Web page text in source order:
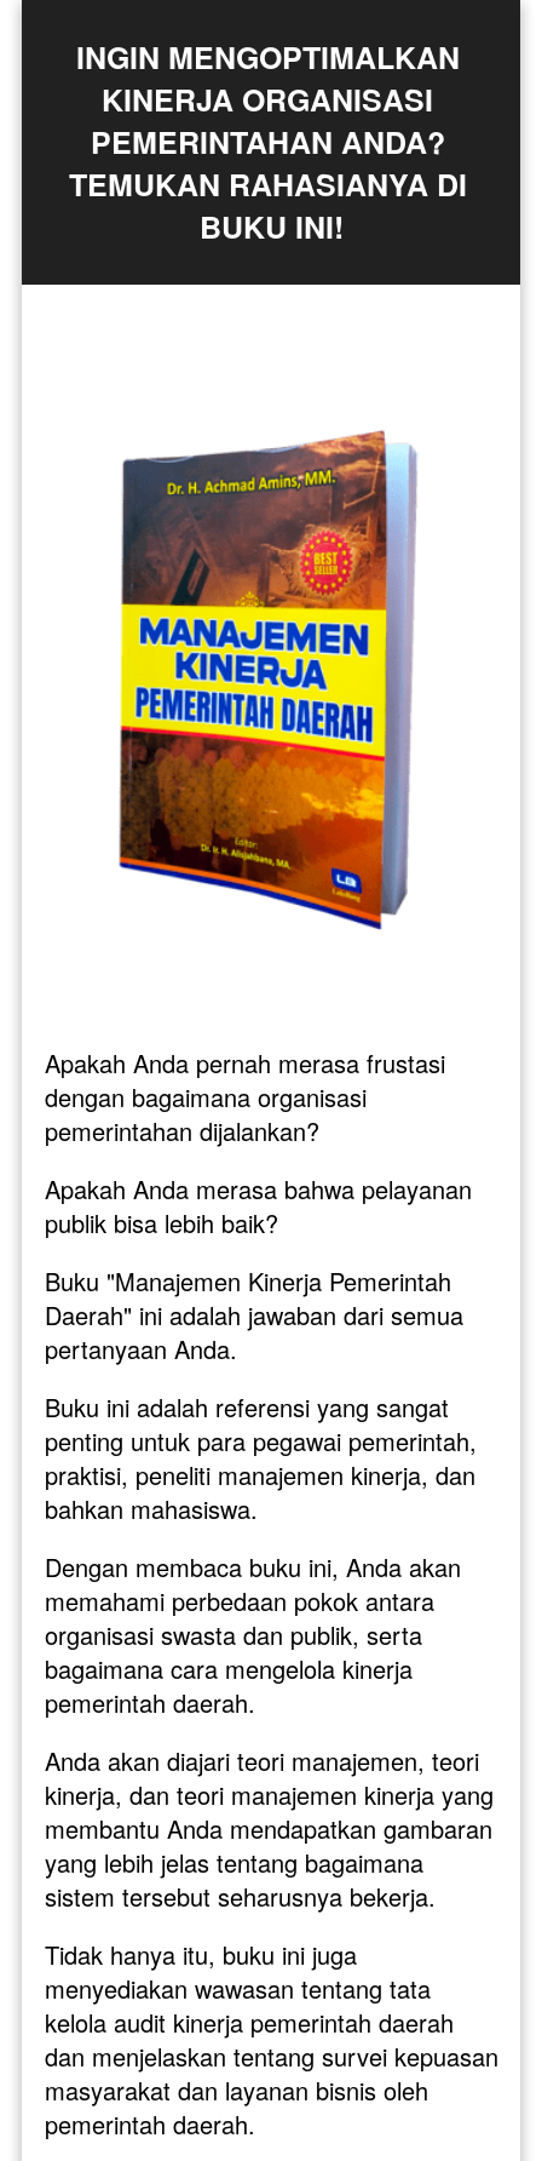
INGIN MENGOPTIMALKAN
KINERJA ORGANISASI
PEMERINTAHAN ANDA?
TEMUKAN RAHASIANYA DI
BUKU INI!
Apakah Anda pernah merasa frustasi
dengan bagaimana organisasi
pemerintahan dijalankan?
Apakah Anda merasa bahwa pelayanan
publik bisa lebih baik?
Buku "Manajemen Kinerja Pemerintah
Daerah" ini adalah jawaban dari semua
pertanyaan Anda.
Buku ini adalah referensi yang sangat
penting untuk para pegawai pemerintah,
praktisi, peneliti manajemen kinerja, dan
bahkan mahasiswa.
Dengan membaca buku ini, Anda akan
memahami perbedaan pokok antara
organisasi swasta dan publik, serta
bagaimana cara mengelola kinerja
pemerintah daerah.
Anda akan diajari teori manajemen, teori
kinerja, dan teori manajemen kinerja yang
membantu Anda mendapatkan gambaran
yang lebih jelas tentang bagaimana
sistem tersebut seharusnya bekerja.
Tidak hanya itu, buku ini juga
menyediakan wawasan tentang tata
kelola audit kinerja pemerintah daerah
dan menjelaskan tentang survei kepuasan
masyarakat dan layanan bisnis oleh
pemerintah daerah.